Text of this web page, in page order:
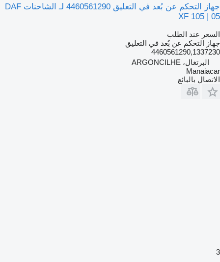
جهاز التحكم عن بُعد في التعليق 4460561290 لـ الشاحنات DAF
XF 105 | 05
السعر عند الطلب
جهاز التحكم عن بُعد في التعليق
4460561290,1337230
البرتغال، ARGONCILHE
Manaiacar
الاتصال بالبائع
3